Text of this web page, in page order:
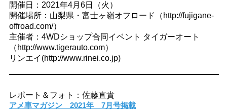
開催日：2021年4月6日（火）
開催場所：山梨県・富士ヶ嶺オフロード（http://fujigane-
offroad.com/）
主催者：4WDショップ合同イベント タイガーオート
（http://www.tigerauto.com）
リンエイ(http://www.rinei.co.jp)
レポート＆フォト：佐藤直貴
アメ車マガジン 2021年 7月号掲載